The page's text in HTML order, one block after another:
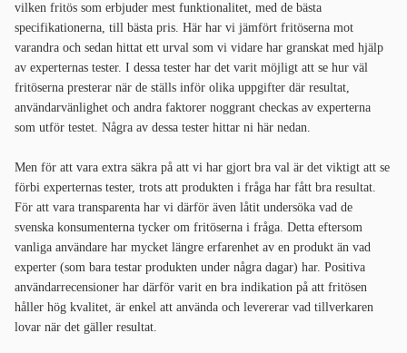
vilken fritös som erbjuder mest funktionalitet, med de bästa
specifikationerna, till bästa pris. Här har vi jämfört fritöserna mot
varandra och sedan hittat ett urval som vi vidare har granskat med hjälp
av experternas tester. I dessa tester har det varit möjligt att se hur väl
fritöserna presterar när de ställs inför olika uppgifter där resultat,
användarvänlighet och andra faktorer noggrant checkas av experterna
som utför testet. Några av dessa tester hittar ni här nedan.
Men för att vara extra säkra på att vi har gjort bra val är det viktigt att se
förbi experternas tester, trots att produkten i fråga har fått bra resultat.
För att vara transparenta har vi därför även låtit undersöka vad de
svenska konsumenterna tycker om fritöserna i fråga. Detta eftersom
vanliga användare har mycket längre erfarenhet av en produkt än vad
experter (som bara testar produkten under några dagar) har. Positiva
användarrecensioner har därför varit en bra indikation på att fritösen
håller hög kvalitet, är enkel att använda och levererar vad tillverkaren
lovar när det gäller resultat.